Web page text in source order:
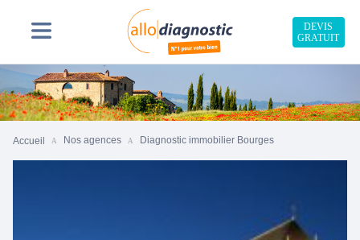
DEVIS
GRATUIT
Accueil Nos agences Diagnostic immobilier Bourges